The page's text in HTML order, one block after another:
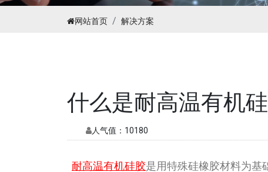
网站首页 解决方案
什么是耐高温有机
人气值： 10180
耐高温有机硅胶是用特殊硅橡胶材料为基